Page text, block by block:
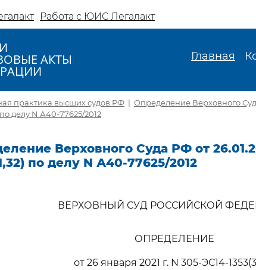
Работа с ЮИС Легалакт
АКТЫ Главная
практика высших судов РФ | Определение Верховного
по делу N А40-77625/2012
Верховного Суда РФ от
по делу N А40-77625/2012
ВЕРХОВНЫЙ СУД РОССИЙСКОЙ
ОПРЕДЕЛЕНИЕ
от 26 января 2021 г. N 305-ЭС14-